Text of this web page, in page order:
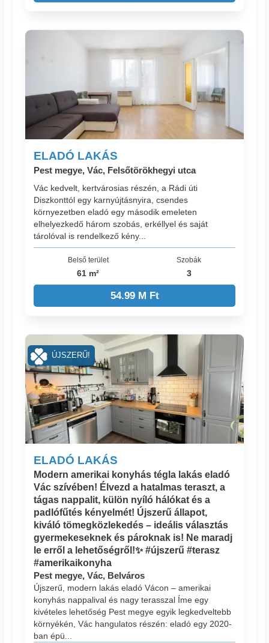
ELADÓ LAKÁS
Pest megye, Vác, Felsőtörökhegyi utca
Vác kedvelt, kertvárosias részén, a Rádi úti
Diszkonttól egy karnyújtásnyira, csendes
környezetben eladó egy második emeleten
elhelyezkedő három szobás, erkéllyel és saját
tárolóval is rendelkező kény...
Belső terület
61 m²
Szobák
3
54.99 M Ft
ELADÓ LAKÁS
Modern amerikai konyhás tégla lakás eladó
Vác szívében! Élvezd a hatalmas teraszt, a
tágas nappalit, külön nyíló hálókat és a
padlófűtés kényelmét! Újszerű állapot,
kiváló tömegközlekedés – ideális választás
gyermekeseknek és pároknak is! Ne maradj
le erről a lehetőségről!✨ #újszerű #terasz
#amerikaikonyha
Pest megye, Vác, Belváros
Újszerű, modern lakás eladó Vácon – amerikai
konyhás nappalival és nagy terasszal Íme egy
kivételes lehetőség Pest megye egyik legkedveltebb
környékén, Vác hangulatos részén: eladó egy 2020-
ban épü...
ÚJSZERŰ!